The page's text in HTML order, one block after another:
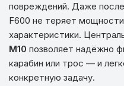
повреждений. Даже
F600 не теряет
характеристики.
М10 позволяет надёжно
карабин или трос — и
конкретную задачу.